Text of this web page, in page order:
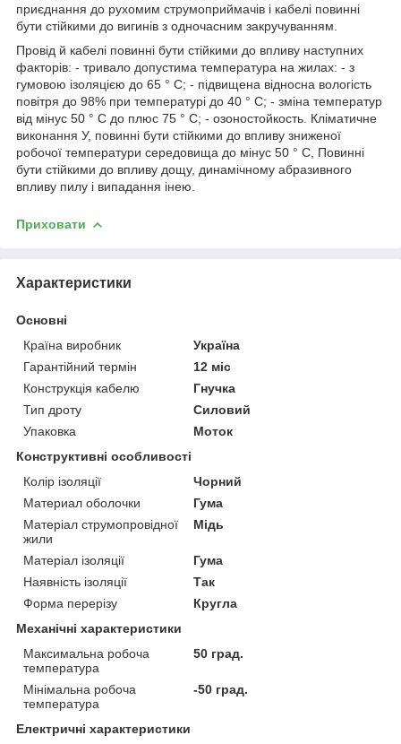
приєднання до рухомим струмоприймачів і кабелі повинні
бути стійкими до вигинів з одночасним закручуванням.
Провід й кабелі повинні бути стійкими до впливу наступних
факторів: - тривало допустима температура на жилах: - з
гумовою ізоляцією до 65 ° С; - підвищена відносна вологість
повітря до 98% при температурі до 40 ° С; - зміна температур
від мінус 50 ° С до плюс 75 ° С; - озоностойкость. Кліматичне
виконання У, повинні бути стійкими до впливу зниженої
робочої температури середовища до мінус 50 ° С, Повинні
бути стійкими до впливу дощу, динамічному абразивного
впливу пилу і випадання інею.
Приховати
Характеристики
Основні
Країна виробник
Україна
Гарантійний термін
12 міс
Конструкція кабелю
Гнучка
Тип дроту
Силовий
Упаковка
Моток
Конструктивні особливості
Колір ізоляції
Чорний
Материал оболочки
Гума
Матеріал струмопровідної
жили
Мідь
Матеріал ізоляції
Гума
Наявність ізоляції
Так
Форма перерізу
Кругла
Механічні характеристики
Максимальна робоча
температура
50 град.
Мінімальна робоча
температура
-50 град.
Електричні характеристики